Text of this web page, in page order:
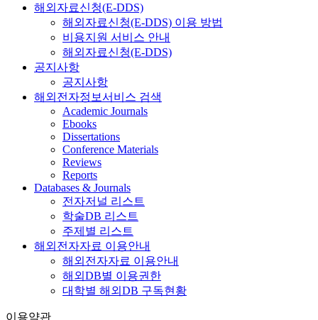
해외자료신청(E-DDS)
해외자료신청(E-DDS) 이용 방법
비용지원 서비스 안내
해외자료신청(E-DDS)
공지사항
공지사항
해외전자정보서비스 검색
Academic Journals
Ebooks
Dissertations
Conference Materials
Reviews
Reports
Databases & Journals
전자저널 리스트
학술DB 리스트
주제별 리스트
해외전자자료 이용안내
해외전자자료 이용안내
해외DB별 이용권한
대학별 해외DB 구독현황
이용약관